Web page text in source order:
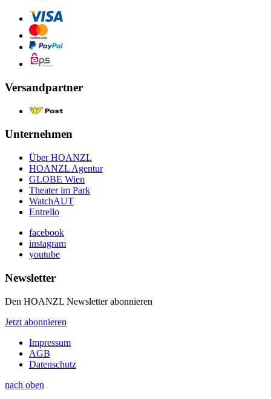
Versandpartner
Unternehmen
Über HOANZL
HOANZL Agentur
GLOBE Wien
Theater im Park
WatchAUT
Entrello
facebook
instagram
youtube
Newsletter
Den HOANZL Newsletter abonnieren
Jetzt abonnieren
Impressum
AGB
Datenschutz
nach oben